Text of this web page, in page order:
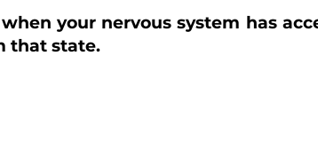
your nervous system has
that state.